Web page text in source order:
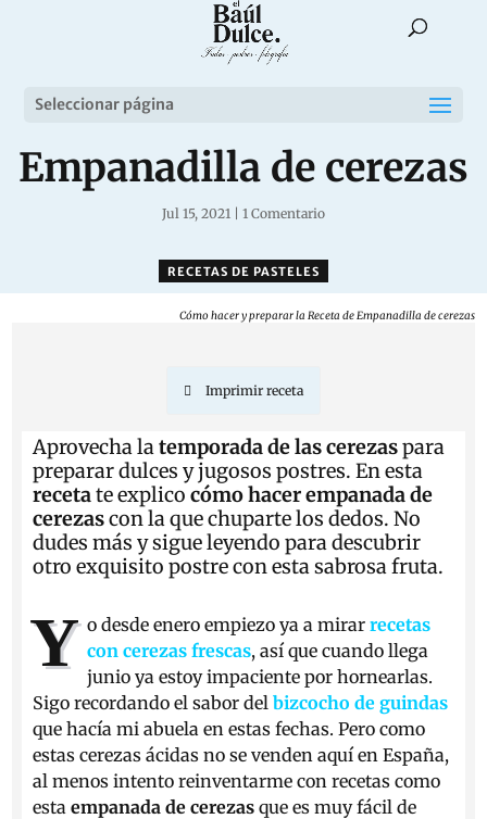
Seleccionar página
Empanadilla de cerezas
Jul 15, 2021 1 Comentario
RECETAS DE PASTELES
Cómo hacer y preparar la Receta de Empanadilla de cerezas
Imprimir receta
Aprovecha latemporada de las cerezaspara
preparar dulces y jugosos postres. En esta
recetate explicocómo hacer empanada de
cerezascon la que chuparte los dedos. No
dudes más y sigue leyendo para descubrir
otro exquisito postre con esta sabrosa fruta.
Y o desde enero empiezo ya a mirar recetas
con cerezas frescas, así que cuando llega
junio ya estoy impaciente por hornearlas.
Sigo recordando el sabor delbizcocho de guindas
que hacía mi abuela en estas fechas. Pero como
estas cerezas ácidas no se venden aquí en España,
al menos intento reinventarme con recetas como
estaempanada de cerezasque es muy fácil de